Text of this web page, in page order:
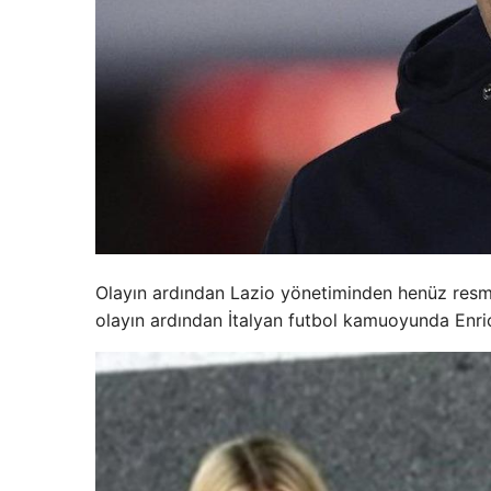
Olayın ardından Lazio yönetiminden henüz
olayın ardından İtalyan futbol kamuoyunda